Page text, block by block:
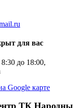
для вас
до 18:00,
Google карте